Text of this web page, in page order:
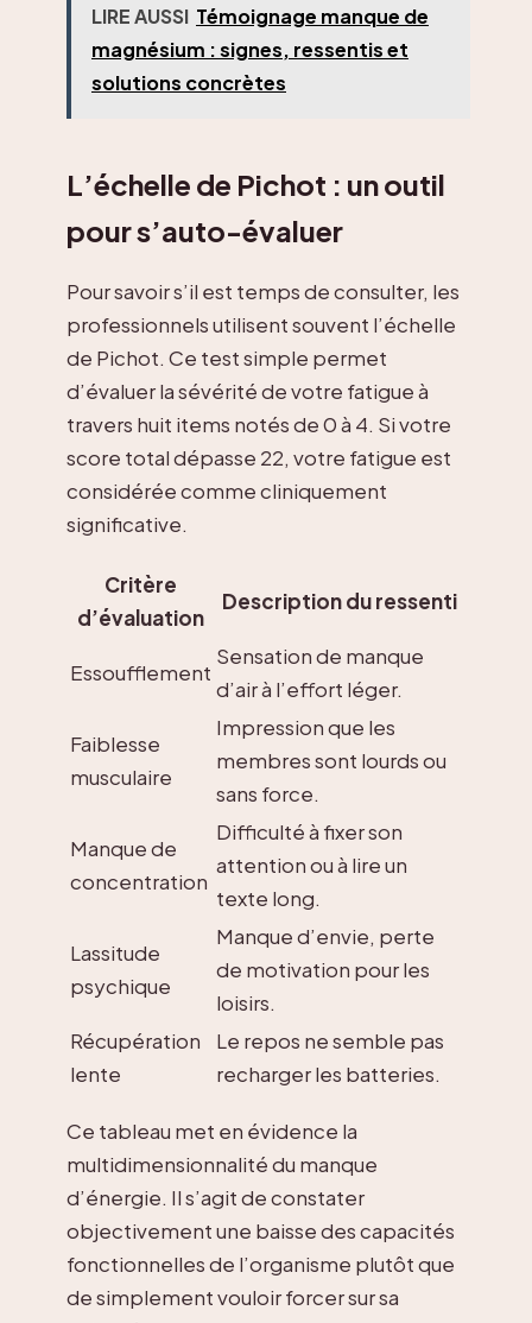
LIRE AUSSI Témoignage manque de
magnésium : signes, ressentis et
solutions concrètes
L’échelle de Pichot : un outil
pour s’auto-évaluer
Pour savoir s’il est temps de consulter, les
professionnels utilisent souvent l’échelle
de Pichot. Ce test simple permet
d’évaluer la sévérité de votre fatigue à
travers huit items notés de 0 à 4. Si votre
score total dépasse 22, votre fatigue est
considérée comme cliniquement
significative.
Critère
d’évaluation
Description du ressenti
Essoufflement
Sensation de manque
d’air à l’effort léger.
Faiblesse
musculaire
Impression que les
membres sont lourds ou
sans force.
Manque de
concentration
Difficulté à fixer son
attention ou à lire un
texte long.
Lassitude
psychique
Manque d’envie, perte
de motivation pour les
loisirs.
Récupération
lente
Le repos ne semble pas
recharger les batteries.
Ce tableau met en évidence la
multidimensionnalité du manque
d’énergie. Il s’agit de constater
objectivement une baisse des capacités
fonctionnelles de l’organisme plutôt que
de simplement vouloir forcer sur sa